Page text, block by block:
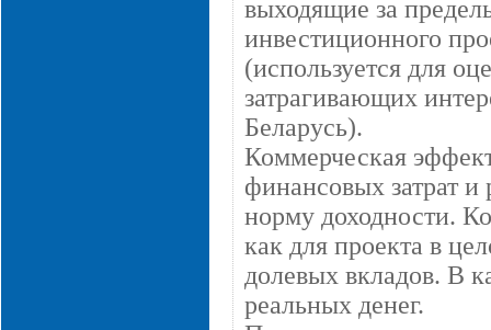
выходящие за
инвестиционного
(используется для
затрагивающих
Беларусь).
Коммерческая
финансовых затрат и
норму доходности.
как для проекта в
долевых вкладов. В
реальных денег.